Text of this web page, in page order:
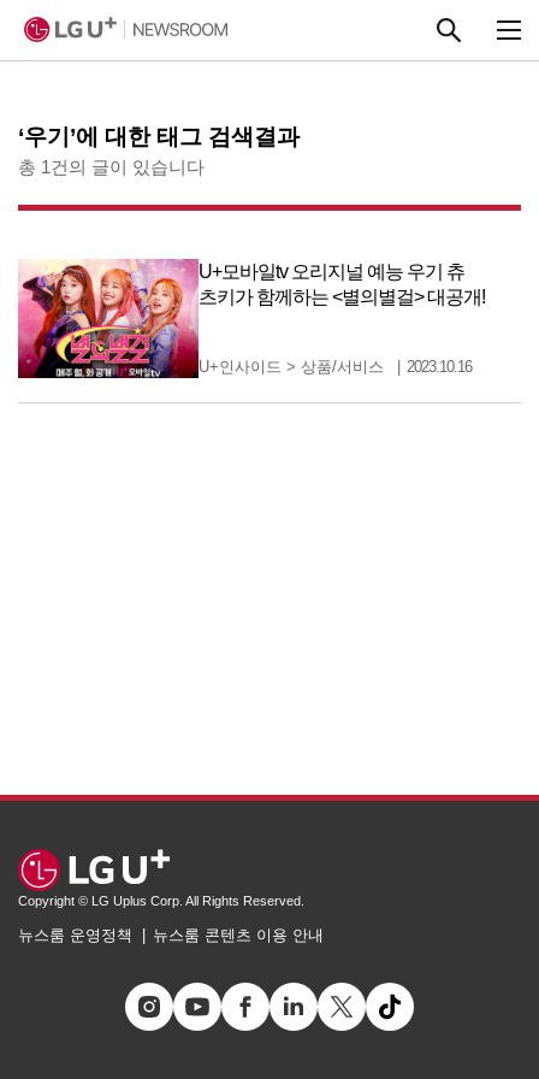
‘우기’에 대한 태그 검색결과
총 1건의 글이 있습니다
U+모바일tv 오리지널 예능 우기 츄
츠키가 함께하는 <별의별걸> 대공개!
U+인사이드 >상품/서비스 2023.10.16
Copyright © LG Uplus Corp. All Rights Reserved.
뉴스룸 운영정책 뉴스룸 콘텐츠 이용 안내